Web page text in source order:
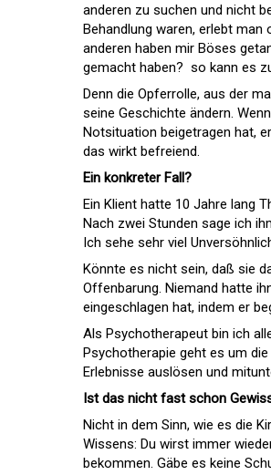
anderen zu suchen und nicht
Behandlung waren, erlebt man
anderen haben mir Böses
gemacht haben?  so kann es
Denn die Opferrolle, aus der
seine Geschichte ändern.
Notsituation beigetragen hat,
das wirkt befreiend.
Ein konkreter Fall?
Ein Klient hatte 10 Jahre lang
Nach zwei Stunden sage ich
Ich sehe sehr viel
Könnte es nicht sein, daß sie
Offenbarung. Niemand hatte
eingeschlagen hat, indem er
Als Psychotherapeut bin ich
Psychotherapie geht es um
Erlebnisse auslösen und
Ist das nicht fast schon
Nicht in dem Sinn, wie es die
Wissens: Du wirst immer
bekommen. Gäbe es keine